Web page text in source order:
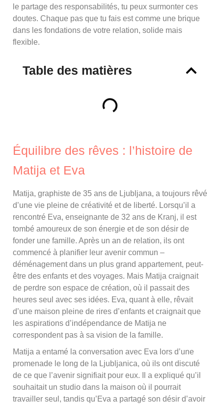
le partage des responsabilités, tu peux surmonter ces
doutes. Chaque pas que tu fais est comme une brique
dans les fondations de votre relation, solide mais
flexible.
Table des matières
Équilibre des rêves : l’histoire de
Matija et Eva
Matija, graphiste de 35 ans de Ljubljana, a toujours rêvé
d’une vie pleine de créativité et de liberté. Lorsqu’il a
rencontré Eva, enseignante de 32 ans de Kranj, il est
tombé amoureux de son énergie et de son désir de
fonder une famille. Après un an de relation, ils ont
commencé à planifier leur avenir commun –
déménagement dans un plus grand appartement, peut-
être des enfants et des voyages. Mais Matija craignait
de perdre son espace de création, où il passait des
heures seul avec ses idées. Eva, quant à elle, rêvait
d’une maison pleine de rires d’enfants et craignait que
les aspirations d’indépendance de Matija ne
correspondent pas à sa vision de la famille.
Matija a entamé la conversation avec Eva lors d’une
promenade le long de la Ljubljanica, où ils ont discuté
de ce que l’avenir signifiait pour eux. Il a expliqué qu’il
souhaitait un studio dans la maison où il pourrait
travailler seul, tandis qu’Eva a partagé son désir d’avoir